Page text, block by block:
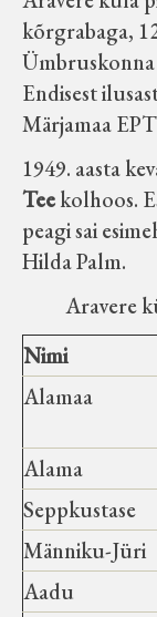
kõrgrabaga,
Endisest
Märjamaa
1949. aasta
Teekolhoos.
peagi sai
Hilda Palm.
Aravere
Nimi
Alamaa
Alama
Seppkustase
Männiku-Jüri
Aadu